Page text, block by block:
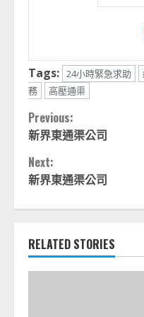
Tags: 24小時緊急求助
務
高壓通渠
Continue
Reading
Previous:
新界東通渠公司
Next:
新界東通渠公司
RELATED STORIES